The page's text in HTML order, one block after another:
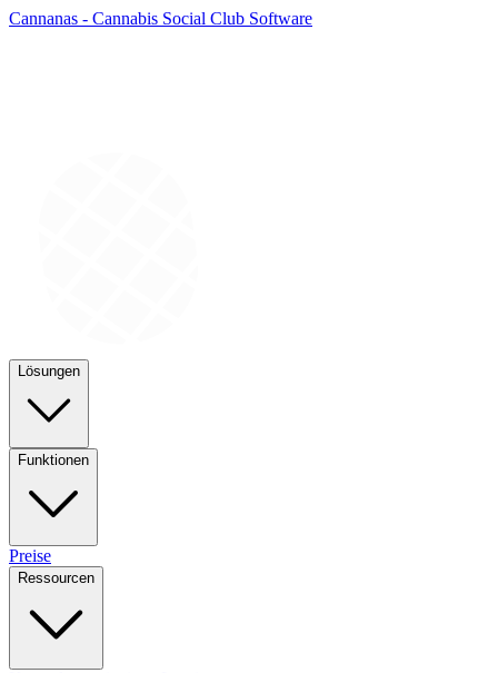
Cannanas - Cannabis Social Club Software
Lösungen
Funktionen
Preise
Ressourcen